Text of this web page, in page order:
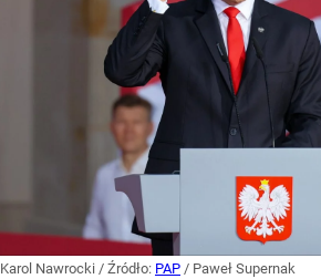
Karol Nawrocki / Źródło: PAP / Paweł Supernak